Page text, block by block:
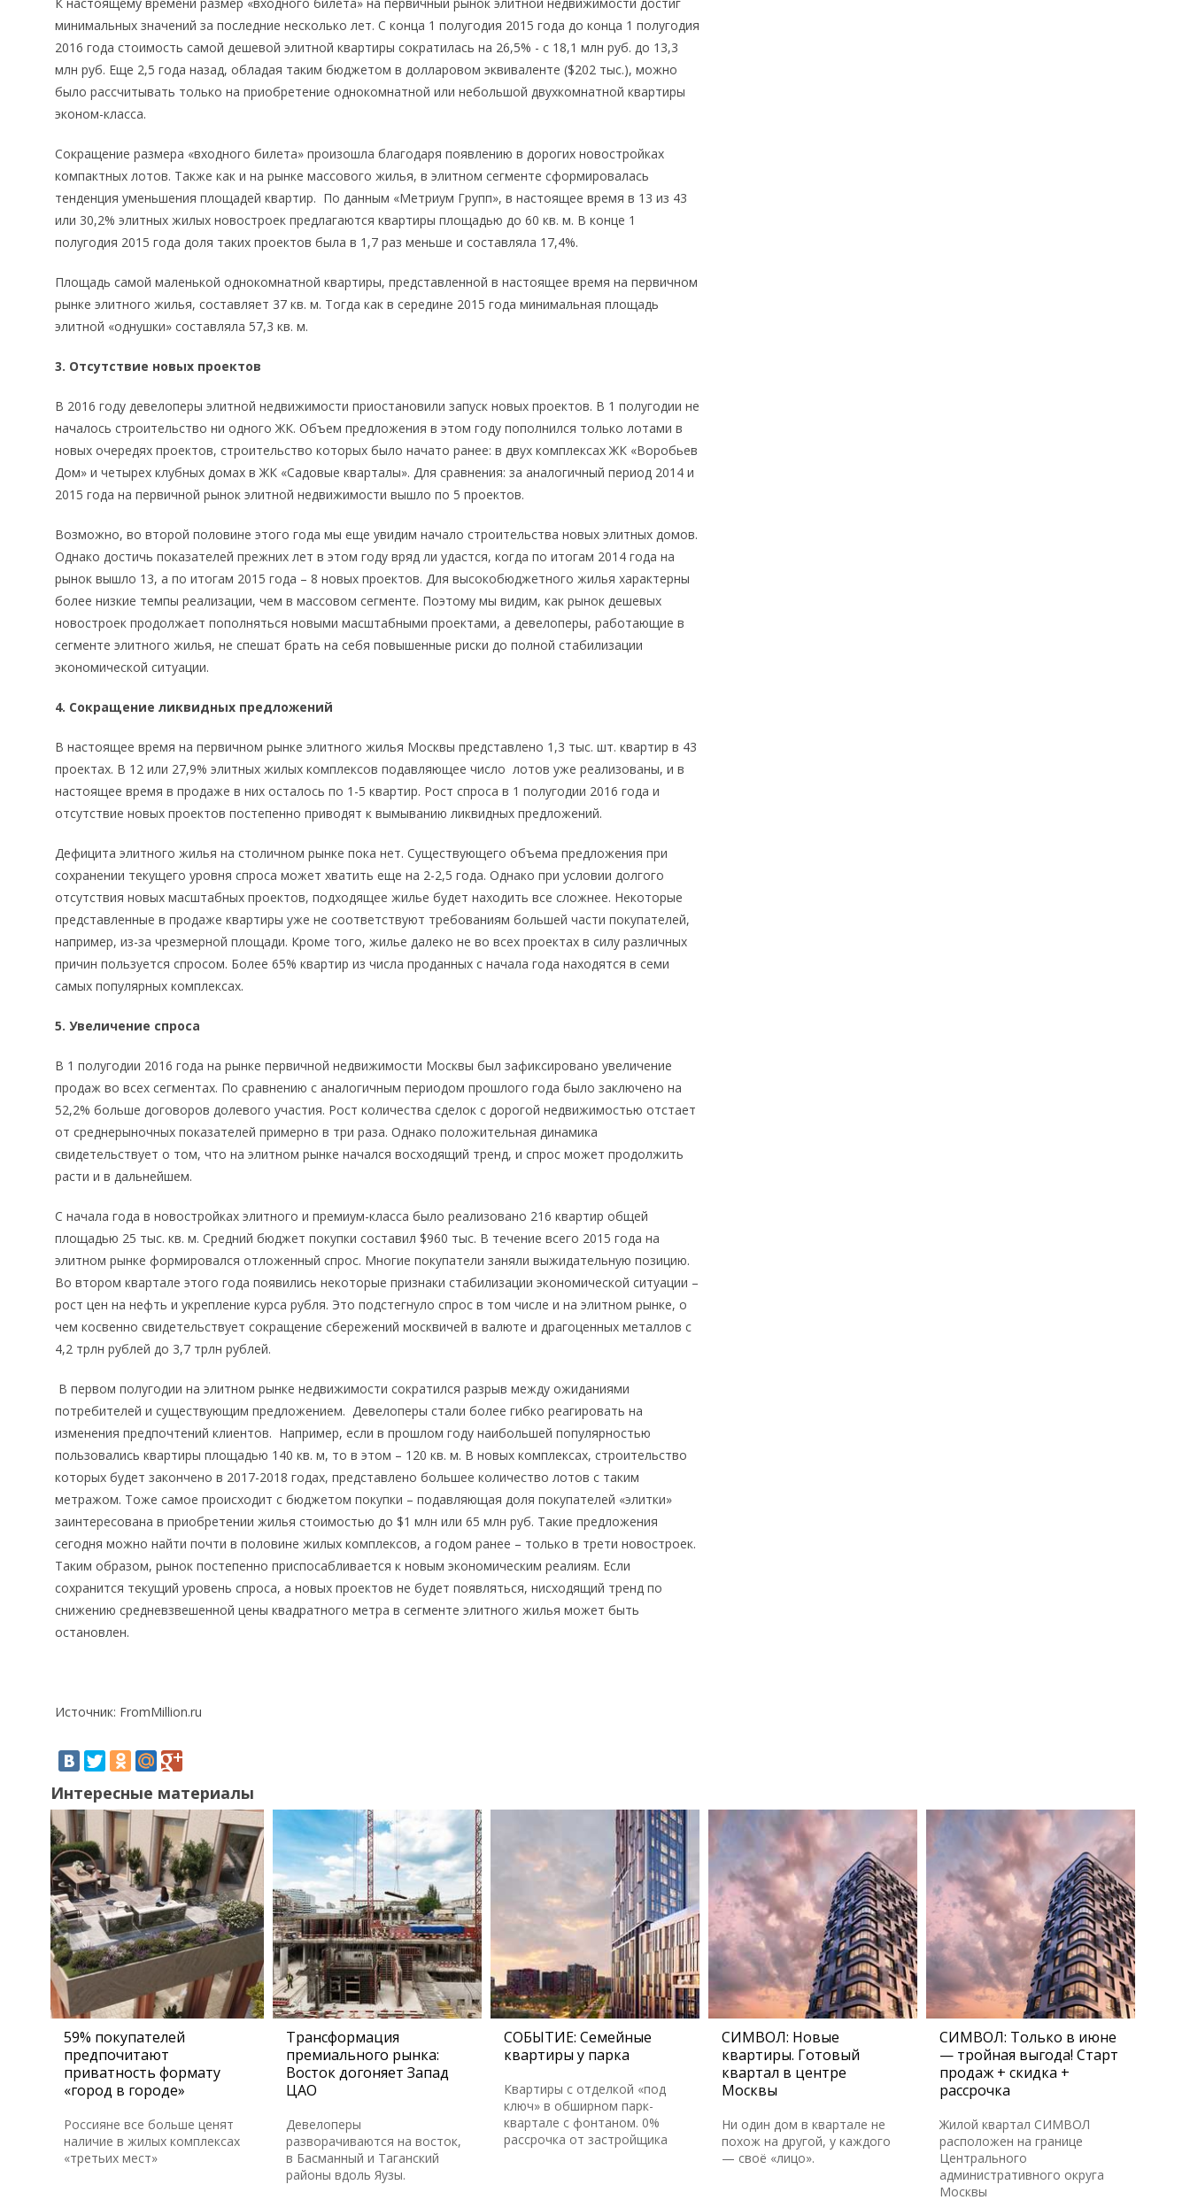
минимальных значений за последние несколько лет. С конца 1 полугодия 2015 года до конца 1 полугодия
2016 года стоимость самой дешевой элитной квартиры сократилась на 26,5% - с 18,1 млн руб. до 13,3
млн руб. Еще 2,5 года назад, обладая таким бюджетом в долларовом эквиваленте ($202 тыс.), можно
было рассчитывать только на приобретение однокомнатной или небольшой двухкомнатной квартиры
эконом-класса.
Сокращение размера «входного билета» произошла благодаря появлению в дорогих новостройках
компактных лотов. Также как и на рынке массового жилья, в элитном сегменте сформировалась
тенденция уменьшения площадей квартир. По данным «Метриум Групп», в настоящее время в 13 из 43
или 30,2% элитных жилых новостроек предлагаются квартиры площадью до 60 кв. м. В конце 1
полугодия 2015 года доля таких проектов была в 1,7 раз меньше и составляла 17,4%.
Площадь самой маленькой однокомнатной квартиры, представленной в настоящее время на первичном
рынке элитного жилья, составляет 37 кв. м. Тогда как в середине 2015 года минимальная площадь
элитной «однушки» составляла 57,3 кв. м.
3. Отсутствие новых проектов
В 2016 году девелоперы элитной недвижимости приостановили запуск новых проектов. В 1 полугодии не
началось строительство ни одного ЖК. Объем предложения в этом году пополнился только лотами в
новых очередях проектов, строительство которых было начато ранее: в двух комплексах ЖК «Воробьев
Дом» и четырех клубных домах в ЖК «Садовые кварталы». Для сравнения: за аналогичный период 2014 и
2015 года на первичной рынок элитной недвижимости вышло по 5 проектов.
Возможно, во второй половине этого года мы еще увидим начало строительства новых элитных домов.
Однако достичь показателей прежних лет в этом году вряд ли удастся, когда по итогам 2014 года на
рынок вышло 13, а по итогам 2015 года – 8 новых проектов. Для высокобюджетного жилья характерны
более низкие темпы реализации, чем в массовом сегменте. Поэтому мы видим, как рынок дешевых
новостроек продолжает пополняться новыми масштабными проектами, а девелоперы, работающие в
сегменте элитного жилья, не спешат брать на себя повышенные риски до полной стабилизации
экономической ситуации.
4. Сокращение ликвидных предложений
В настоящее время на первичном рынке элитного жилья Москвы представлено 1,3 тыс. шт. квартир в 43
проектах. В 12 или 27,9% элитных жилых комплексов подавляющее число лотов уже реализованы, и в
настоящее время в продаже в них осталось по 1-5 квартир. Рост спроса в 1 полугодии 2016 года и
отсутствие новых проектов постепенно приводят к вымыванию ликвидных предложений.
Дефицита элитного жилья на столичном рынке пока нет. Существующего объема предложения при
сохранении текущего уровня спроса может хватить еще на 2-2,5 года. Однако при условии долгого
отсутствия новых масштабных проектов, подходящее жилье будет находить все сложнее. Некоторые
представленные в продаже квартиры уже не соответствуют требованиям большей части покупателей,
например, из-за чрезмерной площади. Кроме того, жилье далеко не во всех проектах в силу различных
причин пользуется спросом. Более 65% квартир из числа проданных с начала года находятся в семи
самых популярных комплексах.
5. Увеличение спроса
В 1 полугодии 2016 года на рынке первичной недвижимости Москвы был зафиксировано увеличение
продаж во всех сегментах. По сравнению с аналогичным периодом прошлого года было заключено на
52,2% больше договоров долевого участия. Рост количества сделок с дорогой недвижимостью отстает
от среднерыночных показателей примерно в три раза. Однако положительная динамика
свидетельствует о том, что на элитном рынке начался восходящий тренд, и спрос может продолжить
расти и в дальнейшем.
С начала года в новостройках элитного и премиум-класса было реализовано 216 квартир общей
площадью 25 тыс. кв. м. Средний бюджет покупки составил $960 тыс. В течение всего 2015 года на
элитном рынке формировался отложенный спрос. Многие покупатели заняли выжидательную позицию.
Во втором квартале этого года появились некоторые признаки стабилизации экономической ситуации –
рост цен на нефть и укрепление курса рубля. Это подстегнуло спрос в том числе и на элитном рынке, о
чем косвенно свидетельствует сокращение сбережений москвичей в валюте и драгоценных металлов с
4,2 трлн рублей до 3,7 трлн рублей.
В первом полугодии на элитном рынке недвижимости сократился разрыв между ожиданиями
потребителей и существующим предложением. Девелоперы стали более гибко реагировать на
изменения предпочтений клиентов. Например, если в прошлом году наибольшей популярностью
пользовались квартиры площадью 140 кв. м, то в этом – 120 кв. м. В новых комплексах, строительство
которых будет закончено в 2017-2018 годах, представлено большее количество лотов с таким
метражом. Тоже самое происходит с бюджетом покупки – подавляющая доля покупателей «элитки»
заинтересована в приобретении жилья стоимостью до $1 млн или 65 млн руб. Такие предложения
сегодня можно найти почти в половине жилых комплексов, а годом ранее – только в трети новостроек.
Таким образом, рынок постепенно приспосабливается к новым экономическим реалиям. Если
сохранится текущий уровень спроса, а новых проектов не будет появляться, нисходящий тренд по
снижению средневзвешенной цены квадратного метра в сегменте элитного жилья может быть
остановлен.
Источник: FromMillion.ru
Интересные материалы
59% покупателей
предпочитают
приватность формату
«город в городе»
Россияне все больше ценят
наличие в жилых комплексах
«третьих мест»
Трансформация
премиального рынка:
Восток догоняет Запад
ЦАО
Девелоперы
разворачиваются на восток,
в Басманный и Таганский
районы вдоль Яузы.
СОБЫТИЕ: Семейные
квартиры у парка
Квартиры с отделкой «под
ключ» в обширном парк-
квартале с фонтаном. 0%
рассрочка от застройщика
СИМВОЛ: Новые
квартиры. Готовый
квартал в центре
Москвы
Ни один дом в квартале не
похож на другой, у каждого
— своё «лицо».
СИМВОЛ: Только в июне
— тройная выгода! Старт
продаж + скидка +
рассрочка
Жилой квартал СИМВОЛ
расположен на границе
Центрального
административного округа
Москвы